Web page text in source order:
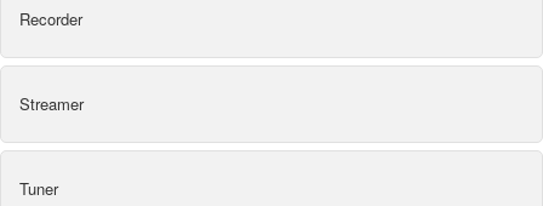
Recorder
Streamer
Tuner